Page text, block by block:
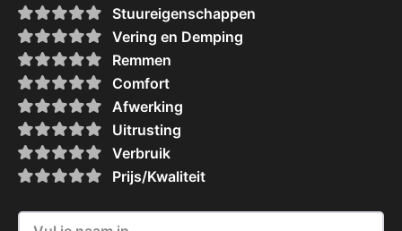
Stuureigenschappen
Vering en Demping
Remmen
Comfort
Afwerking
Uitrusting
Verbruik
Prijs/Kwaliteit